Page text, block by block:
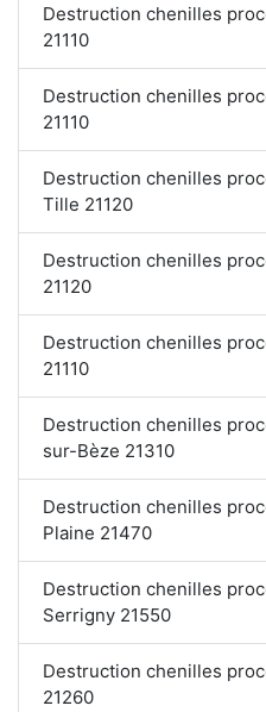
Destruction chenilles
21110
Destruction chenilles
21110
Destruction chenilles
Tille 21120
Destruction chenilles
21120
Destruction chenilles
21110
Destruction chenilles
sur-Bèze 21310
Destruction chenilles
Plaine 21470
Destruction chenilles
Serrigny 21550
Destruction chenilles
21260